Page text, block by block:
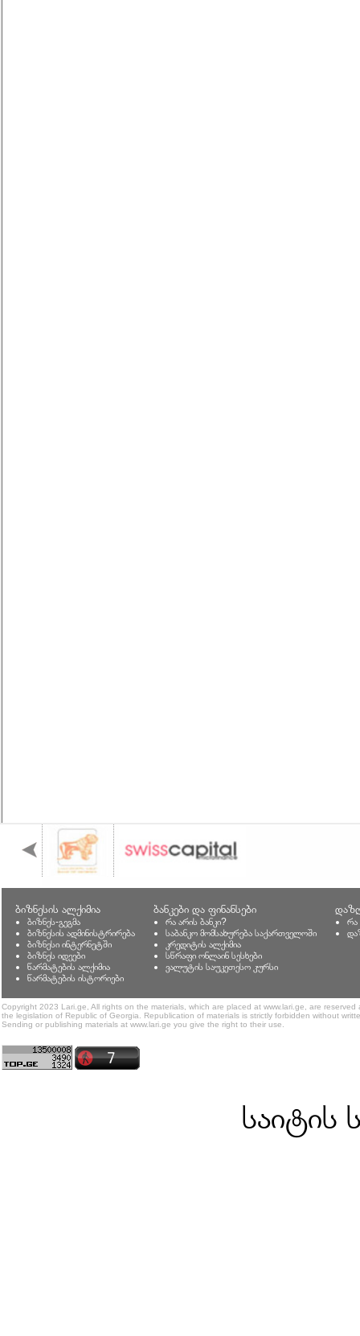
ბიზნესის ალქიმია
ბიზნეს-გეგმა
ბიზნესის ადმინისტრირება
ბიზნესი ინტერნეტში
ბიზნეს იდეები
წარმატების ალქიმია
წარმატების ისტორიები
ბანკები და ფინანსები
რა არის ბანკი?
საბანკო მომსახურება საქართველოში
კრედიტის ალქიმია
სწრაფი ონლაინ სესხები
ვალუტის საუკეთესო კურსი
რა
Copyright 2023 Lari.ge, All rights on the materials, which are placed at www.lari.ge, are
the legislation of Republic of Georgia. Republication of materials is strictly forbidden without
Sending or publishing materials at www.lari.ge you give the right to their use.
საიტის